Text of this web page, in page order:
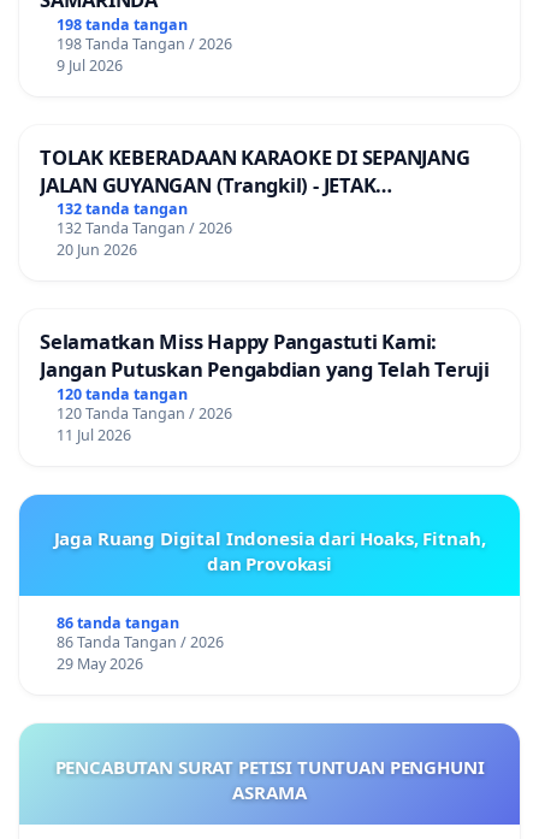
198 tanda tangan
198 Tanda Tangan / 2026
9 Jul 2026
TOLAK KEBERADAAN KARAOKE DI SEPANJANG
JALAN GUYANGAN (Trangkil) - JETAK
(Wedarijaksa) Kab. PATI
132 tanda tangan
132 Tanda Tangan / 2026
20 Jun 2026
Selamatkan Miss Happy Pangastuti Kami:
Jangan Putuskan Pengabdian yang Telah Teruji
120 tanda tangan
120 Tanda Tangan / 2026
11 Jul 2026
Jaga Ruang Digital Indonesia dari Hoaks, Fitnah,
dan Provokasi
86 tanda tangan
86 Tanda Tangan / 2026
29 May 2026
PENCABUTAN SURAT PETISI TUNTUAN PENGHUNI
ASRAMA